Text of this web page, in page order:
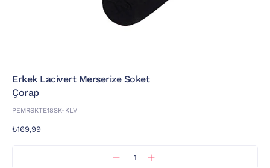
Erkek Lacivert Merserize Soket
Çorap
PEMRSKTE18SK-KLV
₺169,99